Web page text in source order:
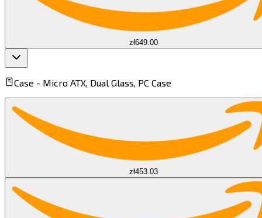
zł649.00
Case - Micro ATX, Dual Glass, PC Case​​​​‌ ‍ ​‍​‍‌‍ ‌ ​‍‌‍‍‌‌‍‌ ‌‍‍‌‌‍ ‍​‍​‍​ ‍‍​‍​‍‌ ​ ‌‍​‌‌‍ ‍‌‍‍‌‌ ‌​‌ ‍‌​‍ ‍‌‍‍‌‌‍ ​‍​‍​‍ ​​‍​‍‌‍‍​‌ ​‍‌‍‌‌‌‍‌‍​‍​‍​ ‍‍​‍​‍​‍ ‌‍​‌‌‍‌​‌‍ ‌‌‍‍‌‌‍ ‍​‍ ‌‍‍‌‌‍ ‍‌ ‌​‌‍‌‌‌‍ ‍‌ ‌​​‍ ‌‍‌‌‌‍‌​‌‍‍‌‌ ‌​​‍ ‌‍ ‌‌‍ ‌‍‌​‌‍‌‌​ ‌‌ ​​‌ ​‍‌‍‌‌‌ ​ ‌‍‌‌‌‍ ‍‌ ‌​‌‍​‌‌ ‌​‌‍‍‌‌‍ ‌‍ ‍​ ‍ ‌‍‍‌‌‍‌​​ ‌​ ‌​​ ‌‍​ ‌‍‌‍​ ​ ​‌​ ​​‌‍​ ‌‍‌​​‍ ‌​ ‌​​ ‌ ​ ‌ ​ ‌ ​‍ ‌​ ‌​‌‍‌‍​ ‍‌​ ​ ​‍ ‌‌‍​‍‌‍‌‍​ ‌​‌‍​‍​‍ ‌‌‍​‌​ ‌​​ ‍​‌‍​ ​ ​ ‌‍​ ​ ‍‌​ ​​​ ‌‍​ ‌‌​ ​‌​ ‌ ​ ‍ ‌ ‌​‌ ‍‌‌ ​​‌‍‌‌​ ‌‌ ​​‌‍​ ‌‍​ ‌‍​‌‌ ​ ‌‍‌‌​ ‍ ‌ ​​‌‍​‌‌ ‌​‌‍‍​​ ‌‌‍ ‍‌‍​‌‌‍ ‌‌‍‌‌​ ‌‍​‍‌‍​‌‌ ​ ‌‍‌‌‌‌‌‌‌ ​‍‌‍ ​​ ‌​‍‌‌​ ​‍‌​‌‍‌‍​‌‌‍‌​‌‍ ‌‌‍‍‌‌‍ ‍​‍‌‍‌‍‍‌‌‍‌​​ ‌​ ‌​​ ‌‍​ ‌‍‌‍​ ​ ​‌​ ​​‌‍​ ‌‍‌​​‍ ‌​ ‌​​ ‌ ​ ‌ ​ ‌ ​‍ ‌​ ‌​‌‍‌‍​ ‍‌​ ​ ​‍ ‌‌‍​‍‌‍‌‍​ ‌​‌‍​‍​‍ ‌‌‍​‌​ ‌​​ ‍​‌‍​ ​ ​ ‌‍​ ​ ‍‌​ ​​​ ‌‍​ ‌‌​ ​‌​ ‌ ​‍‌‍‌ ‌​‌ ‍‌‌ ​​‌‍‌‌​ ‌‌ ​​‌‍​ ‌‍​ ‌‍​‌‌ ​ ‌‍‌‌​‍‌‍‌ ​​‌‍​‌‌ ‌​‌‍‍​​ ‌‌‍ ‍‌‍​‌‌‍ ‌‌‍‌‌​‍‌‍‌ ​​‌‍‌‌‌ ​‍‌ ​ ‌ ​​‌‍‌‌‌‍​ ‌ ‌​‌‍‍‌‌ ‌‍‌‍‌‌​ ‌‌ ​​‌ ‌‌‌‍​‍‌‍ ​‌‍‍‌‌ ​ ‌‍‍​‌‍‌‌‌‍‌​​‍​‍‌ ‌
zł453.03